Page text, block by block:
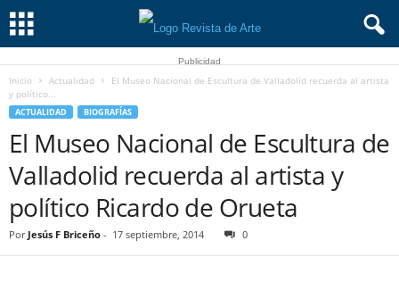
Publicidad
Inicio Actualidad
El Museo Nacional de Escultura de Valladolid recuerda al artista
y político...
ACTUALIDAD BIOGRAFÍAS
El Museo Nacional de Escultura de
Valladolid recuerda al artista y
político Ricardo de Orueta
Por Jesús F Briceño - 17 septiembre, 2014 0